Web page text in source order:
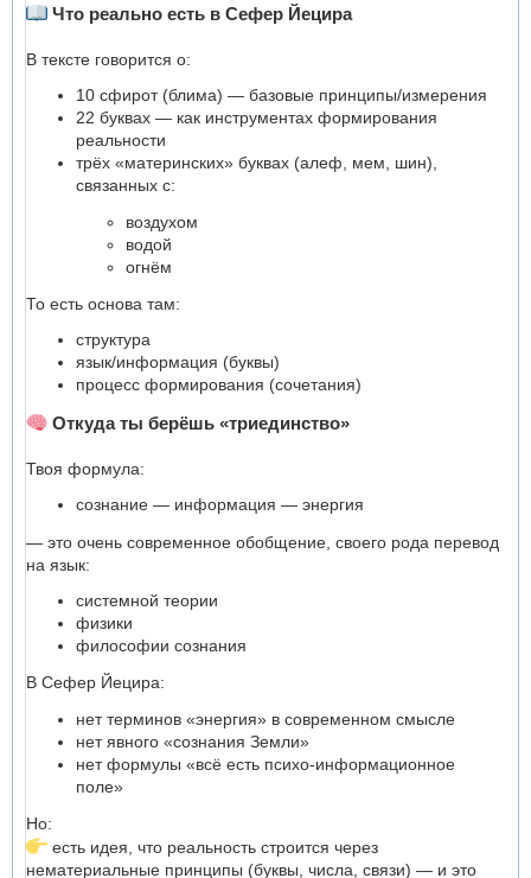
Что реально есть в Сефер Йецира
В тексте говорится о:
10 сфирот (блима) — базовые принципы/измерения
22 буквах — как инструментах формирования
реальности
трёх «материнских» буквах (алеф, мем, шин),
связанных с:
воздухом
водой
огнём
То есть основа там:
структура
язык/информация (буквы)
процесс формирования (сочетания)
Откуда ты берёшь «триединство»
Твоя формула:
сознание — информация — энергия
— это очень современное обобщение, своего рода перевод
на язык:
системной теории
физики
философии сознания
В Сефер Йецира:
нет терминов «энергия» в современном смысле
нет явного «сознания Земли»
нет формулы «всё есть психо-информационное
поле»
Но:
есть идея, что реальность строится через
нематериальные принципы (буквы, числа, связи) — и это